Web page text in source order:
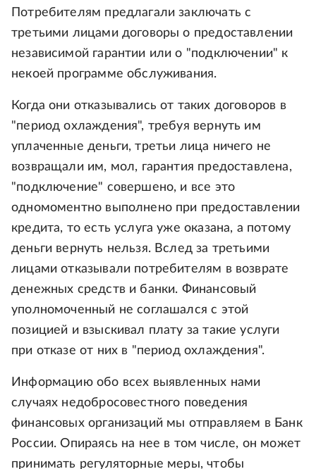
Потребителям предлагали заключать с
третьими лицами договоры о предоставлении
независимой гарантии или о "подключении" к
некоей программе обслуживания.
Когда они отказывались от таких договоров в
"период охлаждения", требуя вернуть им
уплаченные деньги, третьи лица ничего не
возвращали им, мол, гарантия предоставлена,
"подключение" совершено, и все это
одномоментно выполнено при предоставлении
кредита, то есть услуга уже оказана, а потому
деньги вернуть нельзя. Вслед за третьими
лицами отказывали потребителям в возврате
денежных средств и банки. Финансовый
уполномоченный не соглашался с этой
позицией и взыскивал плату за такие услуги
при отказе от них в "период охлаждения".
Информацию обо всех выявленных нами
случаях недобросовестного поведения
финансовых организаций мы отправляем в Банк
России. Опираясь на нее в том числе, он может
принимать регуляторные меры, чтобы